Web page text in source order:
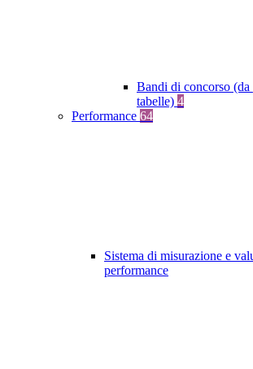
Bandi di concorso
tabelle) 4
Performance 64
Sistema di misurazione e
performance